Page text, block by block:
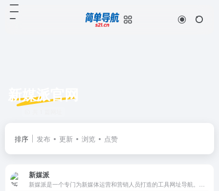
新媒派官网
排序 发布 更新 浏览 点赞
新媒派